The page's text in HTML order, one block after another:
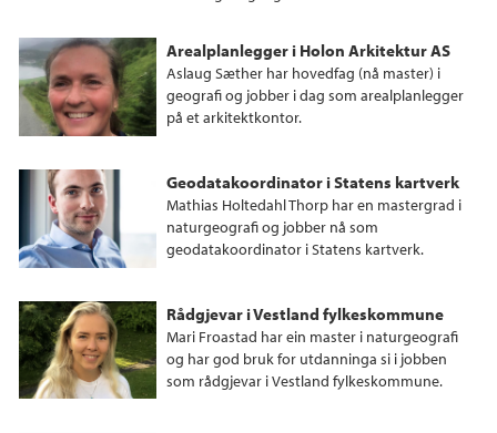
Arealplanlegger i Holon Arkitektur AS
Aslaug Sæther har hovedfag (nå master) i
geografi og jobber i dag som arealplanlegger
på et arkitektkontor.
Geodatakoordinator i Statens kartverk
Mathias Holtedahl Thorp har en mastergrad i
naturgeografi og jobber nå som
geodatakoordinator i Statens kartverk.
Rådgjevar i Vestland fylkeskommune
Mari Froastad har ein master i naturgeografi
og har god bruk for utdanninga si i jobben
som rådgjevar i Vestland fylkeskommune.